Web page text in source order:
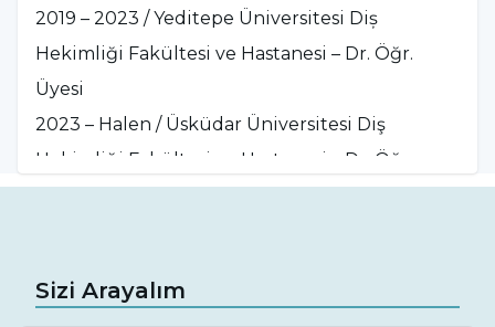
seçildi. Son dört yıldır diş hekimliği
fakültesinde teorik ve uygulamalı endodonti
dersleri de dahil olmak üzere dersler vermiştir.
2023 eylül ayı itibariyle Üsküdar Üniversitesi
yandan da hızla akademik çalışmalarına devam
etmektedir.
2019 – 2023 / Yeditepe Üniversitesi Diș
Hekimliği Fakültesi ve Hastanesi – Dr. Öğr.
Üyesi
2023 – Halen / Üsküdar Üniversitesi Diş
Hekimliği Fakültesi ve Hastanesi – Dr. Öğr.
Sizi Arayalım